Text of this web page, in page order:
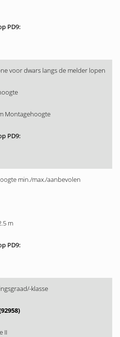
voor dwars langs de melder lopen
Montagehoogte
min./max./aanbevolen
m
klasse
II